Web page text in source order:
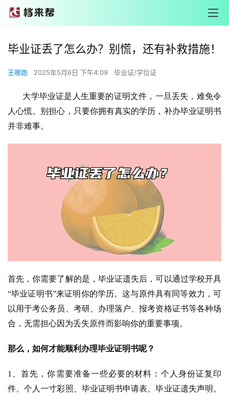
毕业证丢了怎么办？别慌，还有补救措施！
王哪跑 2025年5月6日 下午4:09 毕业证/学位证
大学毕业证是人生重要的证明文件，一旦丢失，难免令
人心慌。别担心，只要你拥有真实的学历，补办毕业证明书
并非难事。
首先，你需要了解的是，毕业证遗失后，可以通过学校开具
“毕业证明书”来证明你的学历。这与原件具有同等效力，可
以用于考公务员、考研、办理落户、报考资格证书等各种场
合，无需担心因为丢失原件而影响你的重要事项。
那么，如何才能顺利办理毕业证明书呢？
1、首先，你需要准备一些必要的材料：个人身份证复印
件、个人一寸彩照、毕业证明书申请表、毕业证遗失声明。